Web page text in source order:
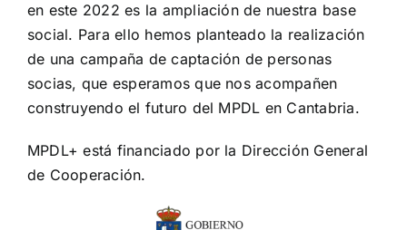
en este 2022 es la ampliación de nuestra base
social. Para ello hemos planteado la realización
de una campaña de captación de personas
socias, que esperamos que nos acompañen
construyendo el futuro del MPDL en Cantabria.
MPDL+ está financiado por la Dirección General
de Cooperación.